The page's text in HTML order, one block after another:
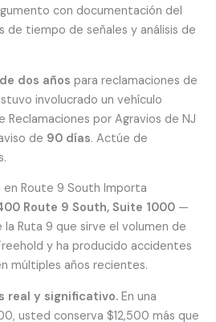
con documentación del
de tiempo de señales y análisis de
dos años para reclamaciones de
involucrado un vehículo
Reclamaciones por Agravios de NJ
de 90 días. Actúe de
Route 9 South Importa
Route 9 South, Suite 1000 —
Ruta 9 que sirve el volumen de
y ha producido accidentes
múltiples años recientes.
real y significativo. En una
usted conserva $12,500 más que